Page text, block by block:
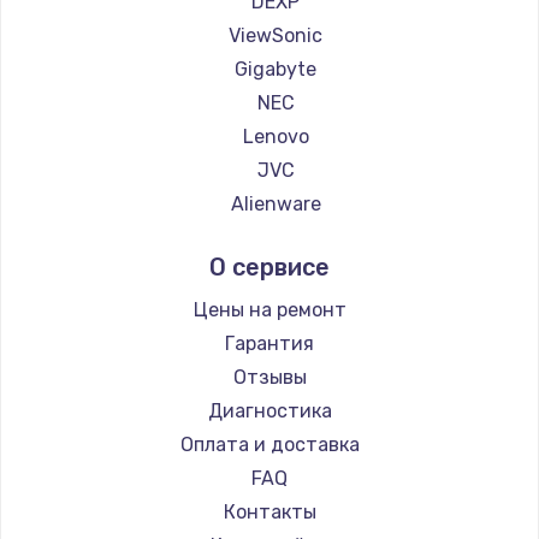
1260 руб.
Установка драйверов
725 руб.
Заказать
Заказать
Ремонт цепей питания
2500 руб.
Заказать
ViewSonic
Gigabyte
NEC
Lenovo
JVC
Alienware
Thunderobot
Hisense
АОС
Ardor
Machenike
iru
Titan Army
iFFALCON
О сервисе
Цены на ремонт
Гарантия
Отзывы
Диагностика
Оплата и доставка
FAQ
Контакты